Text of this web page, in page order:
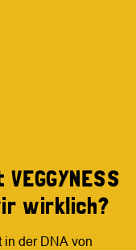
wirklich?
in der DNA von